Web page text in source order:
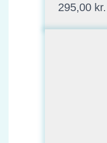
295,00 kr.